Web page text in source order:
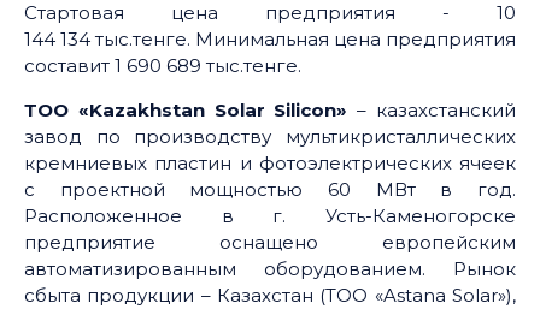
Стартовая цена предприятия - 10
144 134 тыс.тенге. Минимальная цена предприятия
составит 1 690 689 тыс.тенге.
ТОО «Kazakhstan Solar Silicon» – казахстанский
завод по производству мультикристаллических
кремниевых пластин и фотоэлектрических ячеек
с проектной мощностью 60 МВт в год.
Расположенное в г. Усть-Каменогорске
предприятие оснащено европейским
автоматизированным оборудованием. Рынок
сбыта продукции – Казахстан (ТОО «Astana Solar»),